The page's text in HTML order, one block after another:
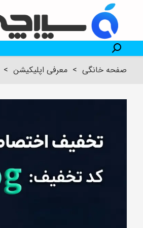
صفحه خانگی > معرفی اپلیکیشن >